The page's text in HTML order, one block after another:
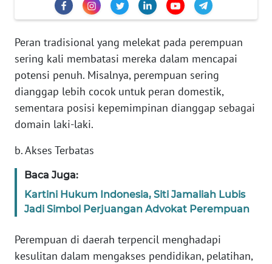
Peran tradisional yang melekat pada perempuan
sering kali membatasi mereka dalam mencapai
potensi penuh. Misalnya, perempuan sering
dianggap lebih cocok untuk peran domestik,
sementara posisi kepemimpinan dianggap sebagai
domain laki-laki.
b. Akses Terbatas
Baca Juga:
Kartini Hukum Indonesia, Siti Jamaliah Lubis
Jadi Simbol Perjuangan Advokat Perempuan
Perempuan di daerah terpencil menghadapi
kesulitan dalam mengakses pendidikan, pelatihan,
MEDIA
DISCLAIMER
Wahana
Regional
SUMUT